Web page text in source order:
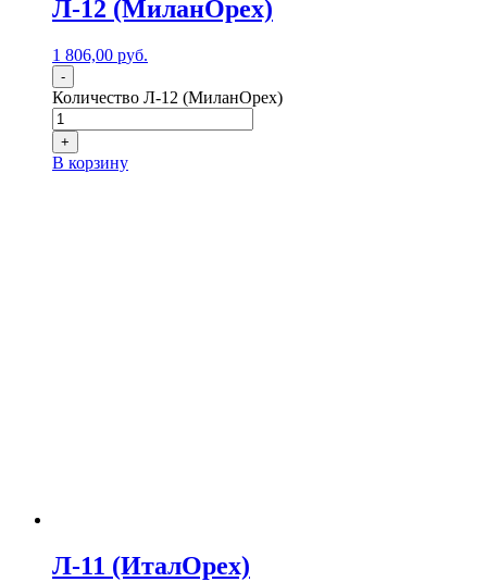
Л-12 (МиланОрех)
1 806,00 руб.
-
Количество Л-12 (МиланОрех)
+
В корзину
Л-11 (ИталОрех)